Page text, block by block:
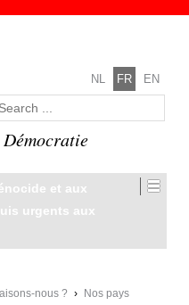
NL FR EN
et aux
urgents aux
nous ? ›
Nos pays